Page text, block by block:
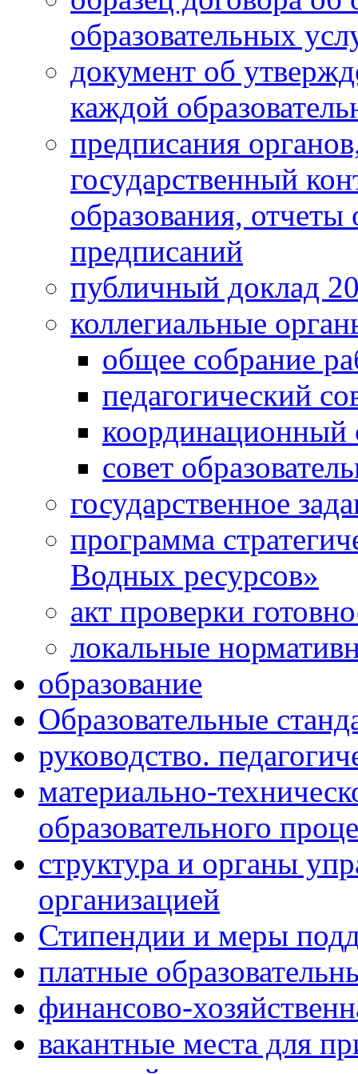
образовательных
документ об
каждой
предписания
государственный
образования,
предписаний
публичный доклад
коллегиальные
общее собрание
педагогический
координационный
совет
государственное
программа
Водных ресурсов»
акт проверки
локальные
образование
Образовательные
руководство.
материально-
образовательного
структура и органы
организацией
Стипендии и меры
платные
финансово-
вакантные места для